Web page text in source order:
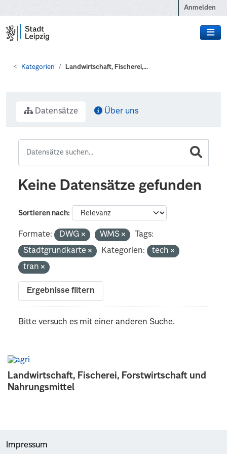
Anmelden
Kategorien Landwirtschaft, Fischerei,...
Landwirtschaft, Fischerei, Forstwirtschaft und
Nahrungsmittel
Datensätze Über uns
Keine Datensätze gefunden
Sortieren nach
Formate: DWG WMS
Tags:
Stadtgrundkarte
Kategorien:
tech
tran
Ergebnisse filtern
Bitte versuch es mit einer anderen Suche.
Impressum